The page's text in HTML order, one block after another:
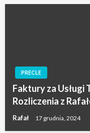
PRECLE
Faktury za Usługi
Rozliczenia z
Rafał 17 grudnia, 2024